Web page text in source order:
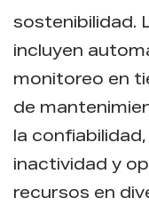
sostenibilidad.
incluyen
monitoreo en
de
la
inactividad y
recursos en